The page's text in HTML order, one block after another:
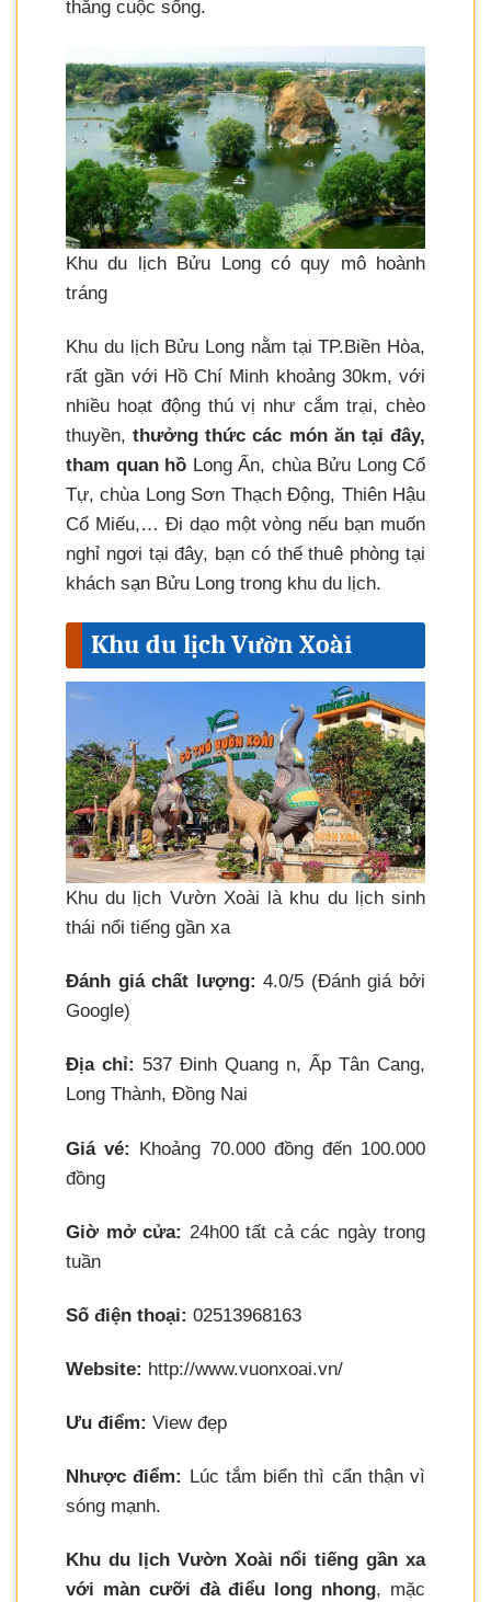
thẳng cuộc sống.
Khu du lịch Bửu Long có quy mô hoành
tráng
Khu du lịch Bửu Long nằm tại TP.Biền Hòa,
rất gần với Hồ Chí Minh khoảng 30km, với
nhiều hoạt động thú vị như cắm trại, chèo
thuyền,thưởng thức các món ăn tại đây,
tham quan hồ Long Ấn, chùa Bửu Long Cổ
Tự, chùa Long Sơn Thạch Động, Thiên Hậu
Cổ Miếu,… Đi dạo một vòng nếu bạn muốn
nghỉ ngơi tại đây, bạn có thể thuê phòng tại
khách sạn Bửu Long trong khu du lịch.
Khu du lịch Vườn Xoài
Khu du lịch Vườn Xoài là khu du lịch sinh
thái nổi tiếng gần xa
Đánh giá chất lượng: 4.0/5 (Đánh giá bởi
Google)
Địa chỉ: 537 Đinh Quang n, Ấp Tân Cang,
Long Thành, Đồng Nai
Giá vé: Khoảng 70.000 đồng đến 100.000
đồng
Giờ mở cửa: 24h00 tất cả các ngày trong
tuần
Số điện thoại: 02513968163
Website: http://www.vuonxoai.vn/
Ưu điểm: View đẹp
Nhược điểm: Lúc tắm biển thì cẩn thận vì
sóng mạnh.
Khu du lịch Vườn Xoài nổi tiếng gần xa
với màn cưỡi đà điểu long nhong, mặc